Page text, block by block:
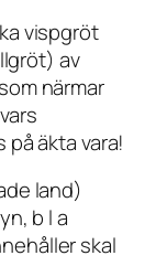
vispgröt
av
närmar
äkta vara!
land)
b l a
skal